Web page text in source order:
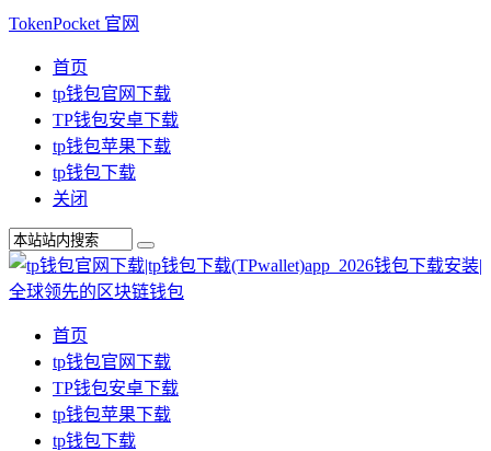
TokenPocket 官网
首页
tp钱包官网下载
TP钱包安卓下载
tp钱包苹果下载
tp钱包下载
关闭
首页
tp钱包官网下载
TP钱包安卓下载
tp钱包苹果下载
tp钱包下载